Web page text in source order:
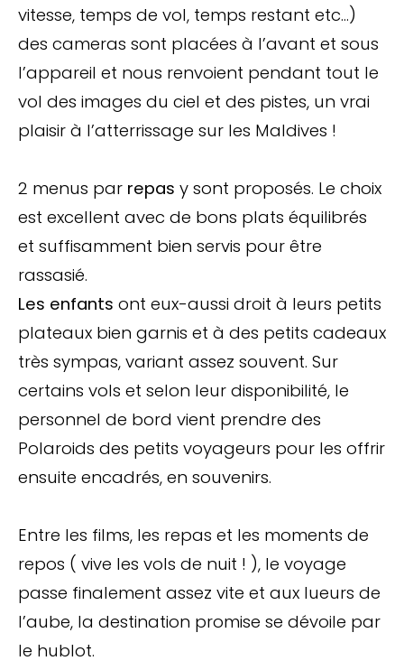
vitesse, temps de vol, temps restant etc…)
des cameras sont placées à l’avant et sous
l’appareil et nous renvoient pendant tout le
vol des images du ciel et des pistes, un vrai
plaisir à l’atterrissage sur les Maldives !
2 menus par repas y sont proposés. Le choix
est excellent avec de bons plats équilibrés
et suffisamment bien servis pour être
rassasié.
Les enfants ont eux-aussi droit à leurs petits
plateaux bien garnis et à des petits cadeaux
très sympas, variant assez souvent. Sur
certains vols et selon leur disponibilité, le
personnel de bord vient prendre des
Polaroids des petits voyageurs pour les offrir
ensuite encadrés, en souvenirs.
Entre les films, les repas et les moments de
repos ( vive les vols de nuit ! ), le voyage
passe finalement assez vite et aux lueurs de
l’aube, la destination promise se dévoile par
le hublot.